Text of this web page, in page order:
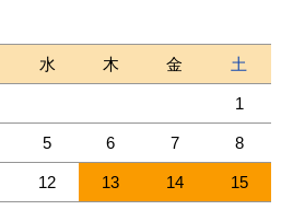
水 木 金 土
1
5 6 7 8
12 13 14 15